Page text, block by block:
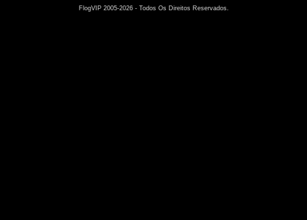
FlogVIP 2005-2026 - Todos Os Direitos Reservados.